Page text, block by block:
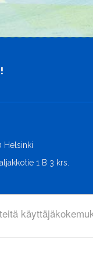
!
Helsinki
1 B 3 krs.